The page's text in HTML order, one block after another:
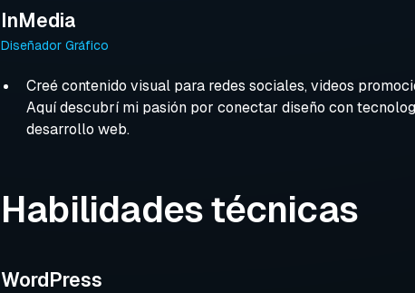
InMedia
Diseñador Gráfico
Creé contenido visual para redes sociales, videos
Aquí descubrí mi pasión por conectar diseño con
desarrollo web.
Habilidades técnicas
WordPress